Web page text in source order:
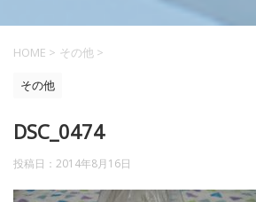
HOME > その他 >
その他
DSC_0474
投稿日： 2014年8月16日